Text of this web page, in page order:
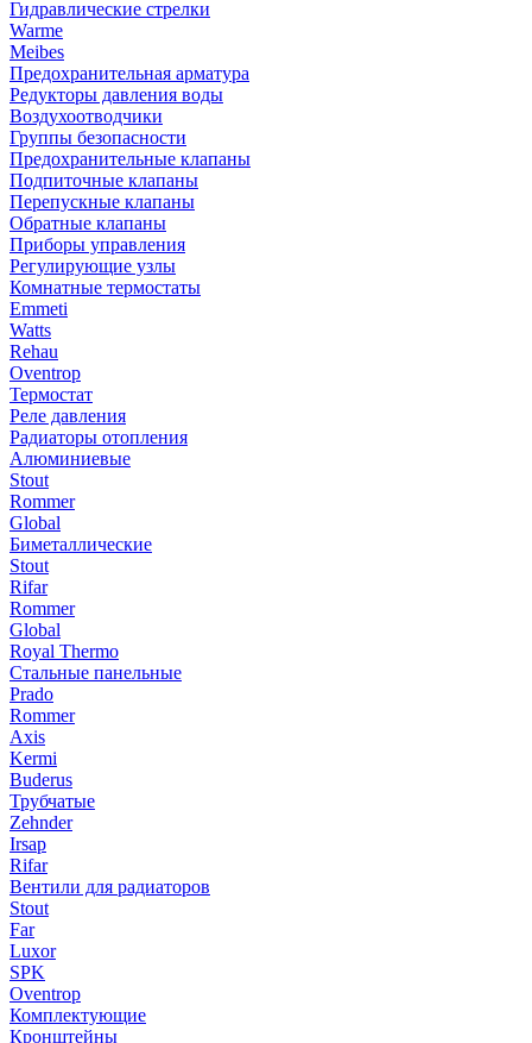
Гидравлические стрелки
Warme
Meibes
Предохранительная арматура
Редукторы давления воды
Воздухоотводчики
Группы безопасности
Предохранительные клапаны
Подпиточные клапаны
Перепускные клапаны
Обратные клапаны
Приборы управления
Регулирующие узлы
Комнатные термостаты
Emmeti
Watts
Rehau
Oventrop
Термостат
Реле давления
Радиаторы отопления
Алюминиевые
Stout
Rommer
Global
Биметаллические
Stout
Rifar
Rommer
Global
Royal Thermo
Стальные панельные
Prado
Rommer
Axis
Kermi
Buderus
Трубчатые
Zehnder
Irsap
Rifar
Вентили для радиаторов
Stout
Far
Luxor
SPK
Oventrop
Комплектующие
Кронштейны